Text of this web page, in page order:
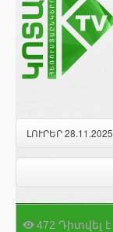
ԼՈՒՐԵՐ 28.11.2025
472 Դիտվել է